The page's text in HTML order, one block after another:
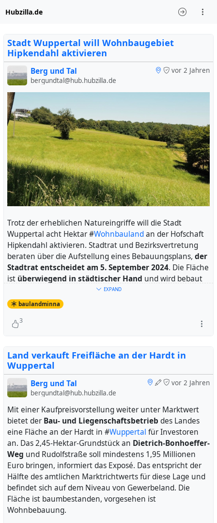
Hubzilla.de
Stadt Wuppertal will Wohnbaugebiet
Hipkendahl aktivieren
vor 2 Jahren
Berg und Tal
bergundtal@hub.hubzilla.de
Trotz der erheblichen Natureingriffe will die Stadt
Wuppertal acht Hektar #Wohnbaulandan der Hofschaft
Hipkendahl aktivieren. Stadtrat und Bezirksvertretung
beraten über die Aufstellung eines Bebauungsplans, der
Stadtrat entscheidet am 5. September 2024. Die Fläche
ist überwiegend in städtischer Hand und wird bebaut
mehr als 17,5 Millionen Euro wert
Das Grundstück liegt teils
streng geschützten #
benachbart zu
Initiativen im Internet:
-Bürgerinitiative Pro-Natur-Hippkendahl
- Petition auf change.org
Gelpetal in Gefahr - Rettet das
Landschaftsschutzgebiet Hipkendahl
Die Fläche auf der anklick- und zoombaren Karte von
Berg und Tal zur Flächenentwicklung:
Geplantes
Wohnbaugebiet Hipkendahl
#flächenentwicklung#wuppertal
EXPAND
baulandminna
3
Land verkauft Freifläche an der Hardt in
Wuppertal
vor 2 Jahren
Berg und Tal
bergundtal@hub.hubzilla.de
Mit einer Kaufpreisvorstellung weiter unter Marktwert
bietet der Bau- und Liegenschaftsbetrieb des Landes
eine Fläche an der Hardt in #Wuppertal für Investoren
an. Das 2,45-Hektar-Grundstück an Dietrich-Bonhoeffer-
Weg und Rudolfstraße soll mindestens 1,95 Millionen
Euro bringen, informiert das Exposé. Das entspricht der
Hälfte des amtlichen Marktrichtwerts für diese Lage und
befindet sich auf dem Niveau von Gewerbeland. Die
Fläche ist baumbestanden, vorgesehen ist
Wohnbebauung.